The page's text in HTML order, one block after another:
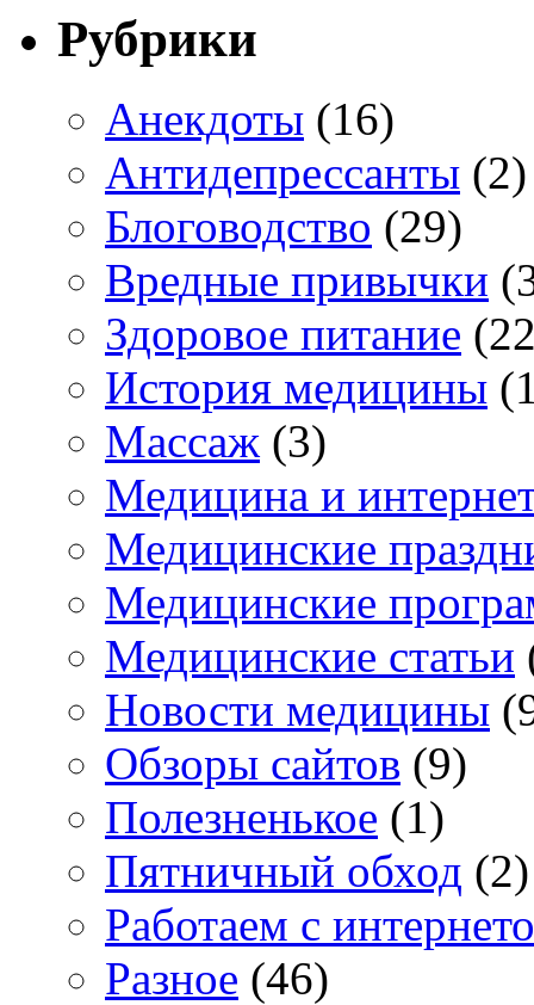
Рубрики
Анекдоты (16)
Антидепрессанты (2)
Блоговодство (29)
Вредные привычки
Здоровое питание
История медицины
Массаж (3)
Медицина и
Медицинские
Медицинские
Медицинские статьи
Новости медицины
Обзоры сайтов (9)
Полезненькое (1)
Пятничный обход (2)
Работаем с
Разное (46)